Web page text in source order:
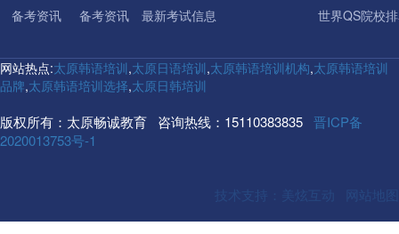
备考资讯
备考资讯
最新考试信息
世界QS院校
网站热点:太原韩语培训,太原日语培训,太原韩语培训机构,太原韩语培训
品牌,太原韩语培训选择,太原日韩培训
版权所有：太原畅诚教育 咨询热线：15110383835 晋ICP备
2020013753号-1